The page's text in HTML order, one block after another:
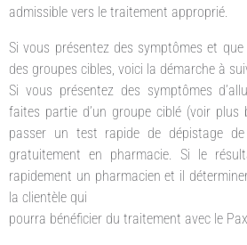
admissible vers le traitement approprié.
Si vous présentez des symptômes et
des groupes cibles, voici la démarche à
Si vous présentez des symptômes
faites partie d’un groupe ciblé (voir plus
passer un test rapide de dépistage de
gratuitement en pharmacie. Si le
rapidement un pharmacien et il
la clientèle qui
pourra bénéficier du traitement avec le